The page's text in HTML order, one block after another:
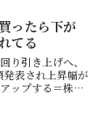
ったら下が
てる
り引き上げへ、
表され上昇幅が
ップする＝株式